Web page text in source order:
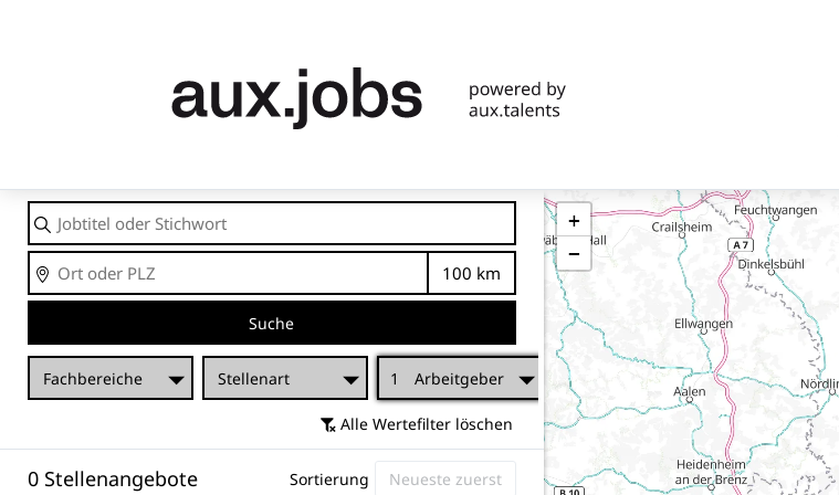
Jobtitel
oder
Stichwort
Ort
Entfernung
Suche
Fachbereiche Stellenart 1 Arbeitgeber
Alle Wertefilter löschen
0 Stellenangebote Sortierung
+
−